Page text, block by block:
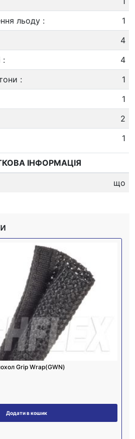
льоду:
1
4
:
4
:
1
1
2
1
ІНФОРМАЦІЯ
що
Grip Wrap(GWN)
Додати в кошик